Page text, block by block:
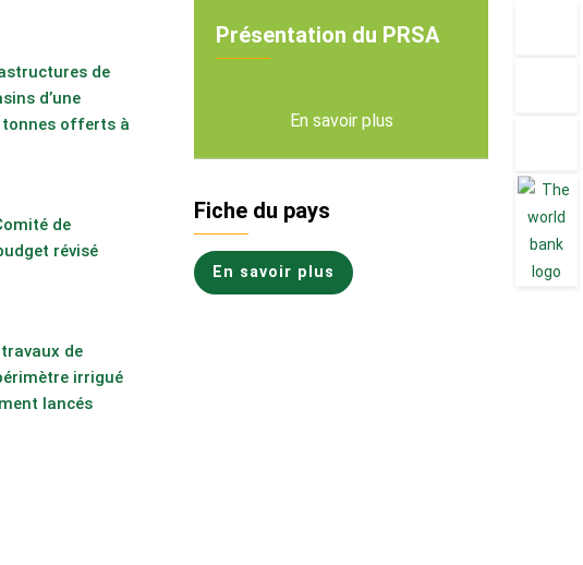
de
d’une
tonnes offerts à
de
révisé
de
irrigué
lancés
Présentation du PRSA
En savoir plus
Fiche du pays
En savoir plus